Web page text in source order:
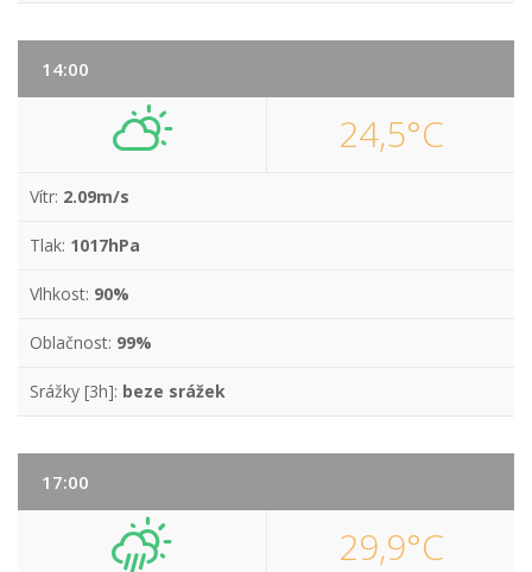
14:00
24,5°C
Vítr: 2.09m/s
Tlak: 1017hPa
Vlhkost: 90%
Oblačnost: 99%
Srážky [3h]: beze srážek
17:00
29,9°C